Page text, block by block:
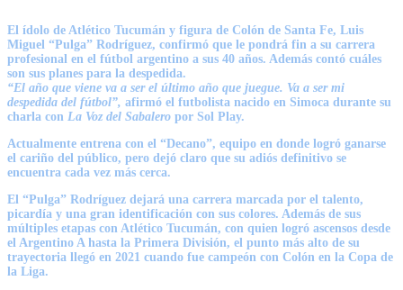
El ídolo de Atlético Tucumán y figura de Colón de Santa Fe, Luis
Miguel “Pulga” Rodríguez, confirmó que le pondrá fin a su carrera
profesional en el fútbol argentino a sus 40 años. Además contó cuáles
son sus planes para la despedida.
“El año que viene va a ser el último año que juegue. Va a ser mi
despedida del fútbol”, afirmó el futbolista nacido en Simoca durante su
charla con La Voz del Sabalero por Sol Play.
Actualmente entrena con el “Decano”, equipo en donde logró ganarse
el cariño del público, pero dejó claro que su adiós definitivo se
encuentra cada vez más cerca.
El “Pulga” Rodríguez dejará una carrera marcada por el talento,
picardía y una gran identificación con sus colores. Además de sus
múltiples etapas con Atlético Tucumán, con quien logró ascensos desde
el Argentino A hasta la Primera División, el punto más alto de su
trayectoria llegó en 2021 cuando fue campeón con Colón en la Copa de
la Liga.